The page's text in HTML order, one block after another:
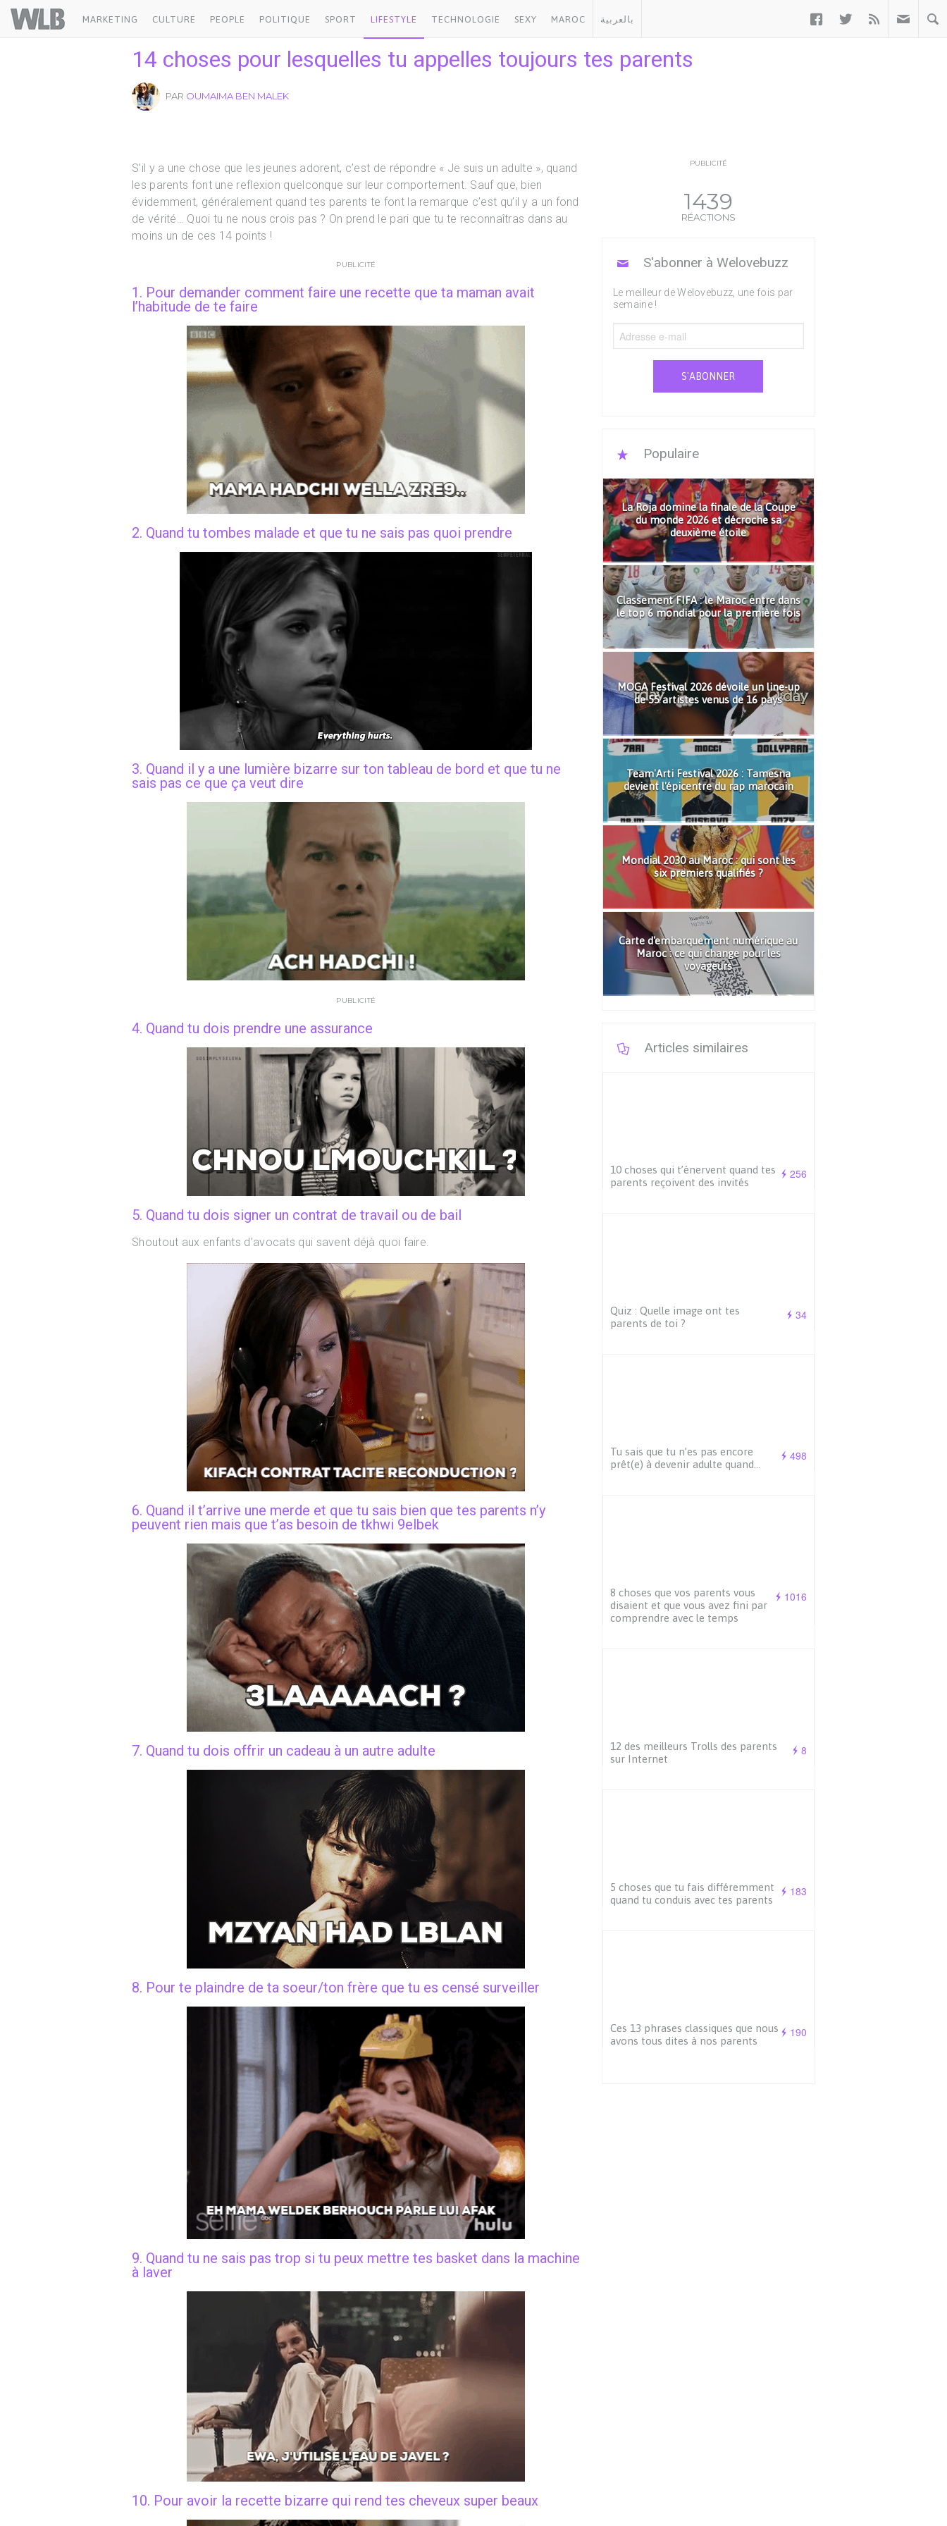
Welovebuzz
MARKETING CULTURE PEOPLE POLITIQUE SPORT LIFESTYLE TECHNOLOGIE SEXY MAROC بالعربية   
14 choses pour lesquelles tu appelles toujours tes parents
PAR OUMAIMA BEN MALEK
S’il y a une chose que les jeunes adorent, c’est de répondre « Je suis un adulte », quand
les parents font une reflexion quelconque sur leur comportement. Sauf que, bien
évidemment, généralement quand tes parents te font la remarque c’est qu’il y a un fond
de vérité… Quoi tu ne nous crois pas ? On prend le pari que tu te reconnaîtras dans au
moins un de ces 14 points !
PUBLICITÉ
1. Pour demander comment faire une recette que ta maman avait
l’habitude de te faire
2. Quand tu tombes malade et que tu ne sais pas quoi prendre
3. Quand il y a une lumière bizarre sur ton tableau de bord et que tu ne
sais pas ce que ça veut dire
PUBLICITÉ
4. Quand tu dois prendre une assurance
5. Quand tu dois signer un contrat de travail ou de bail
Shoutout aux enfants d’avocats qui savent déjà quoi faire.
6. Quand il t’arrive une merde et que tu sais bien que tes parents n’y
peuvent rien mais que t’as besoin de tkhwi 9elbek
7. Quand tu dois offrir un cadeau à un autre adulte
8. Pour te plaindre de ta soeur/ton frère que tu es censé surveiller
9. Quand tu ne sais pas trop si tu peux mettre tes basket dans la machine
à laver
10. Pour avoir la recette bizarre qui rend tes cheveux super beaux
PUBLICITÉ
1439
RÉACTIONS
S'abonner à Welovebuzz
Le meilleur de Welovebuzz, une fois par
semaine !
S'ABONNER
Populaire
La Roja domine la finale de la Coupe
du monde 2026 et décroche sa
deuxième étoile
Classement FIFA : le Maroc entre dans
le top 6 mondial pour la première fois
MOGA Festival 2026 dévoile un line-up
de 55 artistes venus de 16 pays
Team'Arti Festival 2026 : Tamesna
devient l'épicentre du rap marocain
Mondial 2030 au Maroc : qui sont les
six premiers qualifiés ?
Carte d'embarquement numérique au
Maroc : ce qui change pour les
voyageurs
Articles similaires
256
10 choses qui t’énervent quand tes
parents reçoivent des invités
34
Quiz : Quelle image ont tes
parents de toi ?
498
Tu sais que tu n’es pas encore
prêt(e) à devenir adulte quand…
1016
8 choses que vos parents vous
disaient et que vous avez fini par
comprendre avec le temps
8
12 des meilleurs Trolls des parents
sur Internet
183
5 choses que tu fais différemment
quand tu conduis avec tes parents
190
Ces 13 phrases classiques que nous
avons tous dites à nos parents